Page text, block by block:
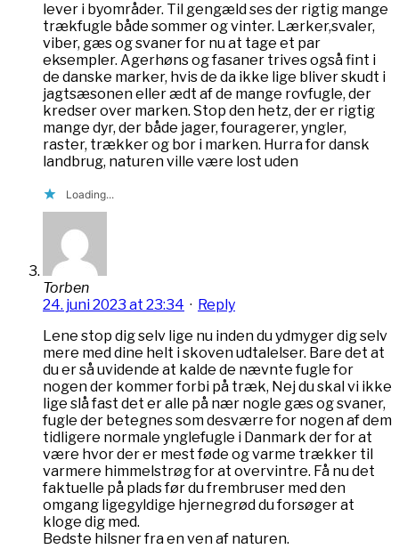
lever i byområder. Til gengæld ses der rigtig mange
trækfugle både sommer og vinter. Lærker,svaler,
viber, gæs og svaner for nu at tage et par
eksempler. Agerhøns og fasaner trives også fint i
de danske marker, hvis de da ikke lige bliver skudt i
jagtsæsonen eller ædt af de mange rovfugle, der
kredser over marken. Stop den hetz, der er rigtig
mange dyr, der både jager, fouragerer, yngler,
raster, trækker og bor i marken. Hurra for dansk
landbrug, naturen ville være lost uden
Loading...
Torben
24. juni 2023 at 23:34 · Reply
Lene stop dig selv lige nu inden du ydmyger dig selv
mere med dine helt i skoven udtalelser. Bare det at
du er så uvidende at kalde de nævnte fugle for
nogen der kommer forbi på træk, Nej du skal vi ikke
lige slå fast det er alle på nær nogle gæs og svaner,
fugle der betegnes som desværre for nogen af dem
tidligere normale ynglefugle i Danmark der for at
være hvor der er mest føde og varme trækker til
varmere himmelstrøg for at overvintre. Få nu det
faktuelle på plads før du frembruser med den
omgang ligegyldige hjernegrød du forsøger at
kloge dig med.
Bedste hilsner fra en ven af naturen.